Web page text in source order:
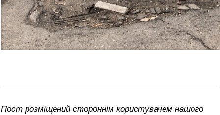
Пост розміщений стороннім користувачем нашого